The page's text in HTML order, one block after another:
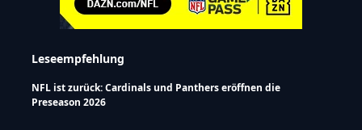
Leseempfehlung
NFL ist zurück: Cardinals und Panthers eröffnen die
Preseason 2026